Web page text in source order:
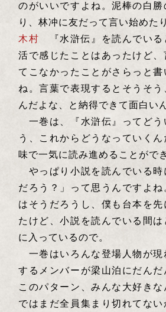
のがいいですよね。泥棒の白
り、林冲に友だって言い始めたり
木村 『水滸伝』を読んでいる
活で感じたことはあったけど
てこなかったことがさらっと書
ね。言葉で表現するとそうそ
んだよな、と納得できて面白い
一巻は、『水滸伝』ってどう
う、これからどうなっていく
味で一気に読み進めることがで
やっぱり小説を読んでいる時
だろう？」って思うんですよ
はそうだろうし、僕も台本を
たけど、小説を読んでいる間
に入っているので。
一巻はいろんな登場人物が現
するメンバーが梁山泊にだんだ
このパターン、みんな大好き
ではまだ全員集まり切れてな